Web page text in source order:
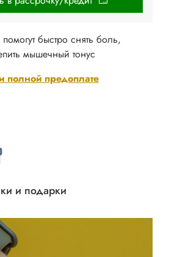
предоплате
быстро снять боль,
мышечный тонус
и подарки